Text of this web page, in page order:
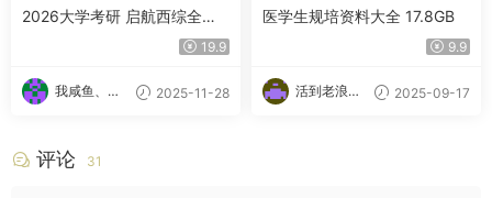
2026大学考研 启航西综全程
19.9
我咸鱼、我
2025-11-28
医学生规培资料大全 17.8GB
9.9
活到老浪到
2025-09-17
评论 31